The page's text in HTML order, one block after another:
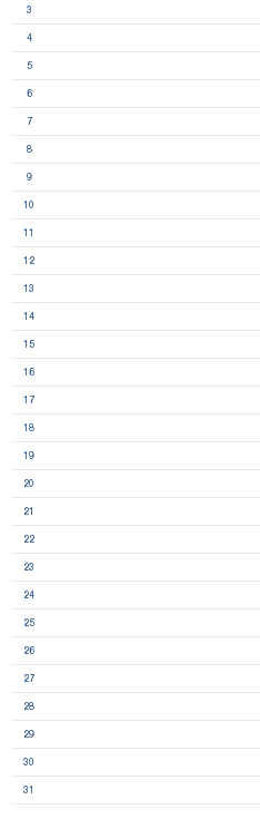
3
4
5
6
7
8
9
10
11
12
13
14
15
16
17
18
19
20
21
22
23
24
25
26
27
28
29
30
31